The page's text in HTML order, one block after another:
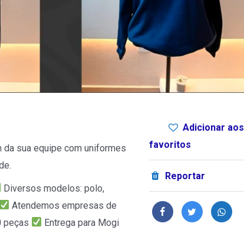
sua equipe com uniformes
Diversos modelos: polo,
Atendemos empresas de
peças
Entrega para Mogi
Adicionar aos
favoritos
Reportar